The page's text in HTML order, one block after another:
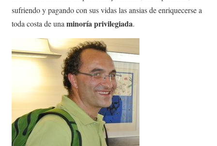
sufriendo y pagando con sus vidas las ansias de enriquecerse a
toda costa de una minoría privilegiada.